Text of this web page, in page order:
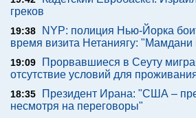
греков
19:38
NYP: полиция Нью-Йорка
время визита Нетаниягу: "Мамдани
19:09
Прорвавшиеся в Сеуту
отсутствие условий для
18:35
Президент Ирана: "США –
несмотря на переговоры"